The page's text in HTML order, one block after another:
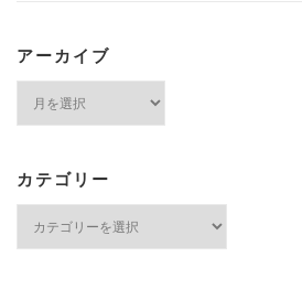
アーカイブ
ブ
カテゴリー